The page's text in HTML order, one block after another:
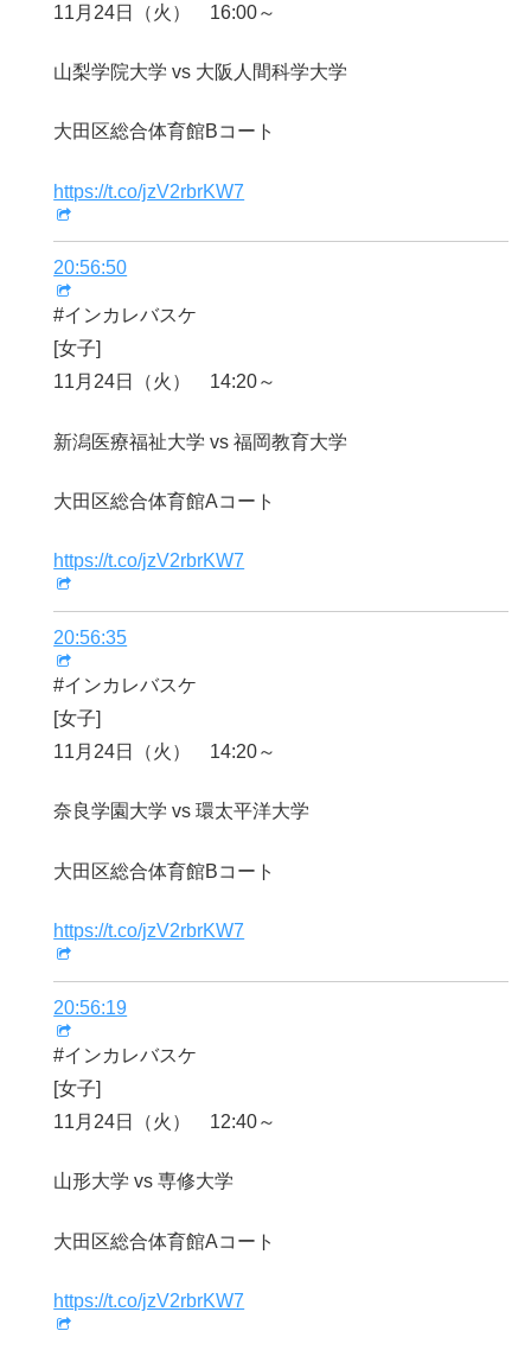
11月24日（火） 16:00～
山梨学院大学 vs 大阪人間科学大学
大田区総合体育館Bコート
https://t.co/jzV2rbrKW7
20:56:50
#インカレバスケ
[女子]
11月24日（火） 14:20～
新潟医療福祉大学 vs 福岡教育大学
大田区総合体育館Aコート
https://t.co/jzV2rbrKW7
20:56:35
#インカレバスケ
[女子]
11月24日（火） 14:20～
奈良学園大学 vs 環太平洋大学
大田区総合体育館Bコート
https://t.co/jzV2rbrKW7
20:56:19
#インカレバスケ
[女子]
11月24日（火） 12:40～
山形大学 vs 専修大学
大田区総合体育館Aコート
https://t.co/jzV2rbrKW7